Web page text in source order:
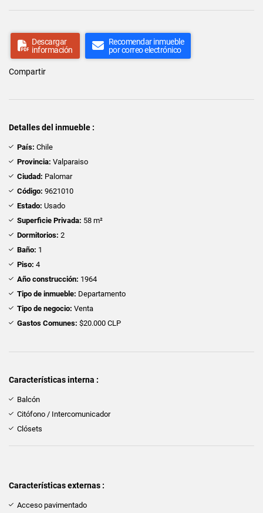
Descargar
información
Recomendar inmueble
por correo electrónico
Compartir
Detalles del inmueble :
País: Chile
Provincia: Valparaiso
Ciudad: Palomar
Código: 9621010
Estado: Usado
Superficie Privada: 58 m²
Dormitorios: 2
Baño: 1
Piso: 4
Año construcción: 1964
Tipo de inmueble: Departamento
Tipo de negocio: Venta
Gastos Comunes: $20.000 CLP
Características interna :
Balcón
Citófono / Intercomunicador
Clósets
Características externas :
Acceso pavimentado